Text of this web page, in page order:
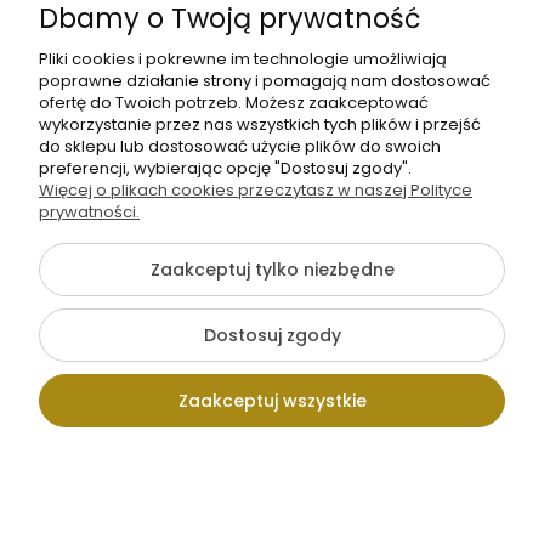
orzechów na
(ciemnym)
czerwonym tle [6-
8]
54,00 zł
orzechów na
(jasnym)
czerwonym tle [6-
8]
54,00 zł
WELUR TAPICERSKI
Wzory świąteczne
- farma na śniegu
54,00 zł
Na zamówienie
WELUR TAPICERSKI
Wzory świąteczne
- Gwiazda
Betlejemska na
jasnym, beżowym
54,00 zł
Na zamówienie
− +
Dbamy o Twoją prywatność
Pliki cookies i pokrewne im technologie umożliwiają
poprawne działanie strony i pomagają nam dostosować
ofertę do Twoich potrzeb. Możesz zaakceptować
wykorzystanie przez nas wszystkich tych plików i przejść
do sklepu lub dostosować użycie plików do swoich
preferencji, wybierając opcję "Dostosuj zgody".
Więcej o plikach cookies przeczytasz w naszej Polityce
prywatności.
Zaakceptuj tylko niezbędne
Dostosuj zgody
Zaakceptuj wszystkie